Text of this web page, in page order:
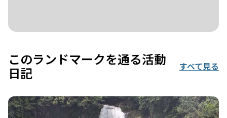
このランドマークを通る活動
日記
すべて見る